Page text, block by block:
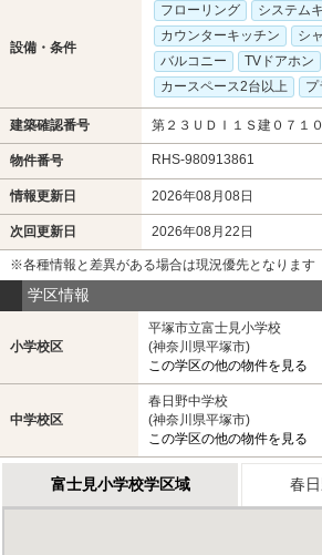
設備・条件
フローリング
システム
カウンターキッチン
シ
バルコニー
TVドアホン
カースペース2台以上
プ
建築確認番号 第２３ＵＤＩ１Ｓ建０７１
物件番号 RHS-980913861
情報更新日 2026年08月08日
次回更新日 2026年08月22日
※各種情報と差異がある場合は現況優先となります
学区情報
小学校区
平塚市立富士見小学校
(神奈川県平塚市)
この学区の他の物件を見る
中学校区
春日野中学校
(神奈川県平塚市)
この学区の他の物件を見る
富士見小学校学区域 春